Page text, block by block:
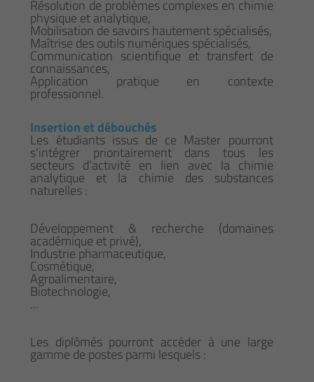
Résolution de problèmes complexes en chimie
physique et analytique,
Mobilisation de savoirs hautement spécialisés,
Maîtrise des outils numériques spécialisés,
Communication scientifique et transfert de
connaissances,
Application pratique en contexte
professionnel.
Insertion et débouchés
Les étudiants issus de ce Master pourront
s’intégrer prioritairement dans tous les
secteurs d’activité en lien avec la chimie
analytique et la chimie des substances
naturelles :
Développement & recherche (domaines
académique et privé),
Industrie pharmaceutique,
Cosmétique,
Agroalimentaire,
Biotechnologie,
...
Les diplômés pourront accéder à une large
gamme de postes parmi lesquels :